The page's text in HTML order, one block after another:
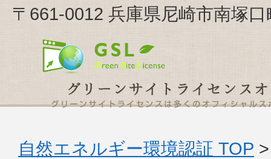
〒661-0012 兵庫県尼崎市南塚
自然エネルギー環境認証 TOP